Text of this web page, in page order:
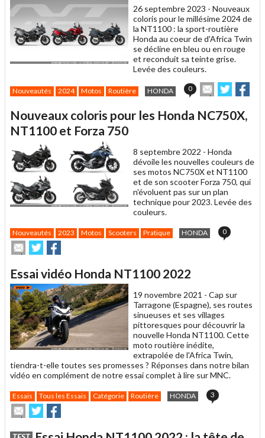
26 septembre 2023 - Nouveaux
coloris pour le millésime 2024 de
la NT1100 : la sport-routière
Honda au coeur de d'Africa Twin
se décline en bleu ou en rouge
et reconduit sa teinte grise.
Levée des couleurs.
Nouveautés 2024 Motos Routière HONDA 0
Envoyer
cet
à
Partager
sur sur
Nouveaux coloris pour les Honda NC750X,
NT1100 et Forza 750
8 septembre 2022 - Honda
dévoile les nouvelles couleurs de
ses motos NC750X et NT1100
et de son scooter Forza 750, qui
n'évoluent pas sur un plan
technique pour 2023. Levée des
couleurs.
Nouveautés 2023 Motos Scooters Pratique HONDA 0
Envoyer
cet
à
un
ami
Partager
sur
sur
Essai vidéo Honda NT1100 2022
19 novembre 2021 - Cap sur
Tarragone (Espagne), ses routes
sinueuses et ses villages
pittoresques pour découvrir la
nouvelle Honda NT1100. Cette
moto routière inédite,
extrapolée de l'Africa Twin,
tiendra-t-elle toutes ses promesses ? Réponses dans notre bilan
vidéo en complément de notre essai complet à lire sur MNC.
Essais Tous les Essais Catégorie Routière HONDA 3
Envoyer
cet
Partager
sur
sur